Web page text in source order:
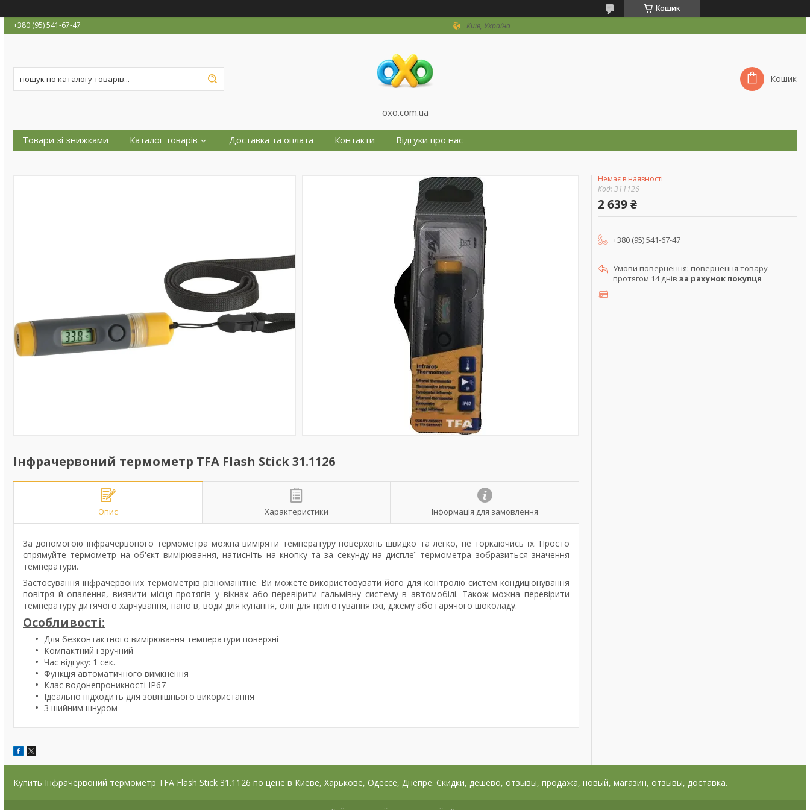
Кошик
+380 (95) 541-67-47
Київ, Україна
oxo.com.ua
Кошик
Товари зі знижками Каталог товарів Доставка та оплата Контакти Відгуки про нас
Інфрачервоний термометр TFA Flash Stick 31.1126
Опис Характеристики Інформація для замовлення
За допомогою інфрачервоного термометра можна виміряти температуру поверхонь швидко та легко, не торкаючись їх. Просто
спрямуйте термометр на об'єкт вимірювання, натисніть на кнопку та за секунду на дисплеї термометра зобразиться значення
температури.
Застосування інфрачервоних термометрів різноманітне. Ви можете використовувати його для контролю систем кондиціонування
повітря й опалення, виявити місця протягів у вікнах або перевірити гальмівну систему в автомобілі. Також можна перевірити
температуру дитячого харчування, напоїв, води для купання, олії для приготування їжі, джему або гарячого шоколаду.
Особливості:
Для безконтактного вимірювання температури поверхні
Компактний і зручний
Час відгуку: 1 сек.
Функція автоматичного вимкнення
Клас водонепроникності IP67
Ідеально підходить для зовнішнього використання
З шийним шнуром
Немає в наявності
Код:311126
2 639 ₴
+380 (95) 541-67-47
повернення товару
протягом 14 днів за рахунок покупця
Купить Інфрачервоний термометр TFA Flash Stick 31.1126 по цене в Киеве, Харькове, Одессе, Днепре. Скидки, дешево, отзывы, продажа, новый, магазин, отзывы, доставка.